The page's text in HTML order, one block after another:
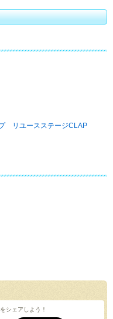
リユースステージCLAP
シェアしよう！